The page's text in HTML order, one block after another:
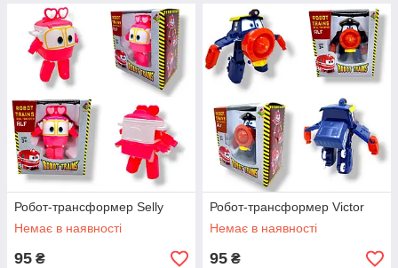
Робот-трансформер Selly
Немає в наявності
95 ₴
Робот-трансформер Victor
Немає в наявності
95 ₴